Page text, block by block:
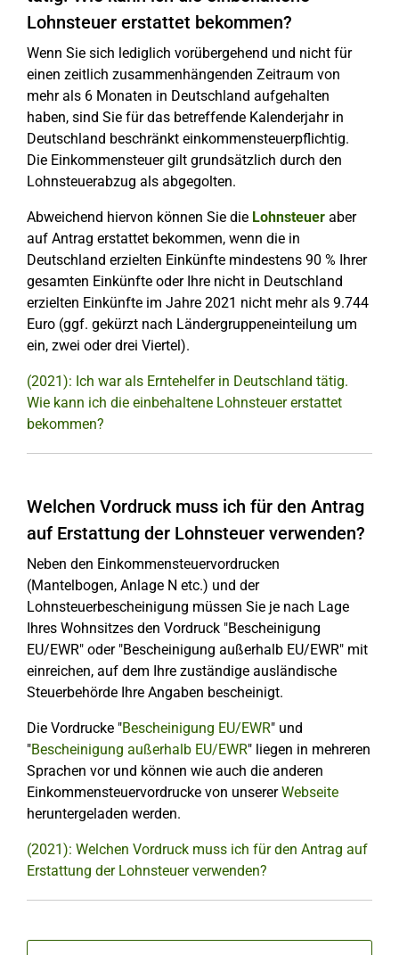
Lohnsteuer erstattet bekommen?
Wenn Sie sich lediglich vorübergehend und nicht für
einen zeitlich zusammenhängenden Zeitraum von
mehr als 6 Monaten in Deutschland aufgehalten
haben, sind Sie für das betreffende Kalenderjahr in
Deutschland beschränkt einkommensteuerpflichtig.
Die Einkommensteuer gilt grundsätzlich durch den
Lohnsteuerabzug als abgegolten.
Abweichend hiervon können Sie die Lohnsteuer aber
auf Antrag erstattet bekommen, wenn die in
Deutschland erzielten Einkünfte mindestens 90 % Ihrer
gesamten Einkünfte oder Ihre nicht in Deutschland
erzielten Einkünfte im Jahre 2021 nicht mehr als 9.744
Euro (ggf. gekürzt nach Ländergruppeneinteilung um
ein, zwei oder drei Viertel).
(2021): Ich war als Erntehelfer in Deutschland tätig.
Wie kann ich die einbehaltene Lohnsteuer erstattet
bekommen?
Welchen Vordruck muss ich für den Antrag
auf Erstattung der Lohnsteuer verwenden?
Neben den Einkommensteuervordrucken
(Mantelbogen, Anlage N etc.) und der
Lohnsteuerbescheinigung müssen Sie je nach Lage
Ihres Wohnsitzes den Vordruck "Bescheinigung
EU/EWR" oder "Bescheinigung außerhalb EU/EWR" mit
einreichen, auf dem Ihre zuständige ausländische
Steuerbehörde Ihre Angaben bescheinigt.
Die Vordrucke "Bescheinigung EU/EWR" und
"Bescheinigung außerhalb EU/EWR" liegen in mehreren
Sprachen vor und können wie auch die anderen
Einkommensteuervordrucke von unsererWebseite
heruntergeladen werden.
(2021): Welchen Vordruck muss ich für den Antrag auf
Erstattung der Lohnsteuer verwenden?